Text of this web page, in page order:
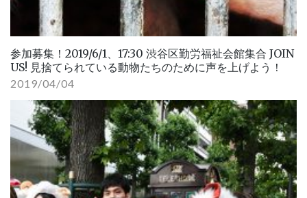
参加募集！2019/6/1、17:30 渋谷区勤労福祉会館集合 JOIN
US! 見捨てられている動物たちのために声を上げよう！
2019/04/04